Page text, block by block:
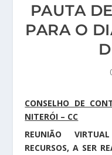
PAUTA
PARA O
CONSELHO DE
NITERÓI – CC
REUNIÃO
RECURSOS, A SER